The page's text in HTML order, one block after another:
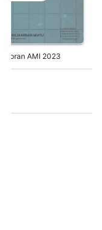
Laporan AMI 2023